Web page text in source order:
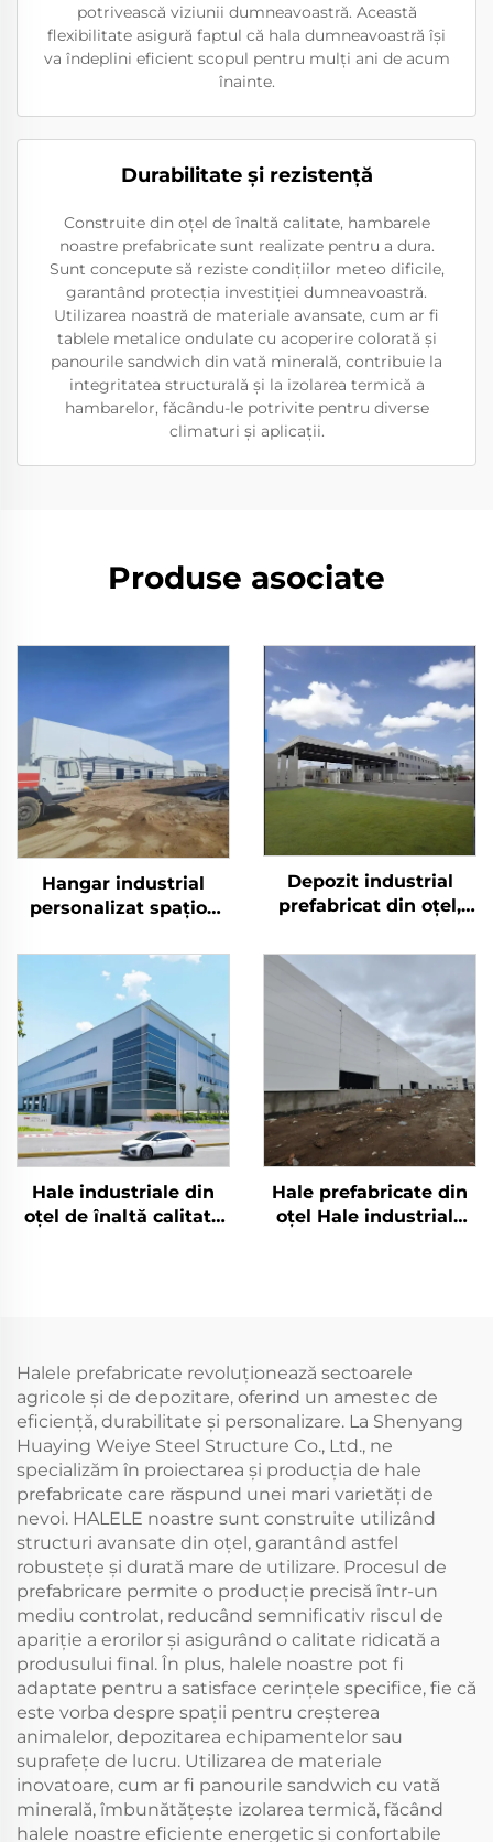
potrivească viziunii dumneavoastră. Această
flexibilitate asigură faptul că hala dumneavoastră își
va îndeplini eficient scopul pentru mulți ani de acum
înainte.
Durabilitate şi rezistenţă
Construite din oțel de înaltă calitate, hambarele
noastre prefabricate sunt realizate pentru a dura.
Sunt concepute să reziste condițiilor meteo dificile,
garantând protecția investiției dumneavoastră.
Utilizarea noastră de materiale avansate, cum ar fi
tablele metalice ondulate cu acoperire colorată și
panourile sandwich din vată minerală, contribuie la
integritatea structurală și la izolarea termică a
hambarelor, făcându-le potrivite pentru diverse
climaturi și aplicații.
Produse asociate
Hangar industrial
personalizat spațios
Franța clădiri din oțel
Depozit industrial
prefabricat din oțel,
metalică, depozit
prefabricat, casă cu
panouri sandwich,
clădire din oțel
Hale industriale din
oțel de înaltă calitate
Hale prefabricate din
oțel Hale industriale
Halele prefabricate revoluționează sectoarele
agricole și de depozitare, oferind un amestec de
eficiență, durabilitate și personalizare. La Shenyang
Huaying Weiye Steel Structure Co., Ltd., ne
specializăm în proiectarea și producția de hale
prefabricate care răspund unei mari varietăți de
nevoi. HALELE noastre sunt construite utilizând
structuri avansate din oțel, garantând astfel
robustețe și durată mare de utilizare. Procesul de
prefabricare permite o producție precisă într-un
mediu controlat, reducând semnificativ riscul de
apariție a erorilor și asigurând o calitate ridicată a
produsului final. În plus, halele noastre pot fi
adaptate pentru a satisface cerințele specifice, fie că
este vorba despre spații pentru creșterea
animalelor, depozitarea echipamentelor sau
suprafețe de lucru. Utilizarea de materiale
inovatoare, cum ar fi panourile sandwich cu vată
minerală, îmbunătățește izolarea termică, făcând
halele noastre eficiente energetic și confortabile